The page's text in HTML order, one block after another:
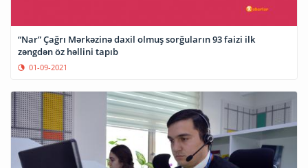
“Nar” Çağrı Mərkəzinə daxil olmuş sorğuların 93 faizi ilk
zəngdən öz həllini tapıb
01-09-2021